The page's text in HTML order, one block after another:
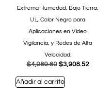
Extrema Humedad, Bajo Tierra,
UL, Color Negro para
Aplicaciones en Video
Vigilancia, y Redes de Alta
Velocidad.
$4,989.60 $3,908.52
Añadir al carrito